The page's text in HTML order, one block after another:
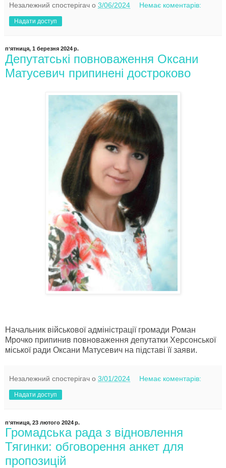
Незалежний спостерігач о 3/06/2024 Немає коментарів:
Надати доступ
пʼятниця, 1 березня 2024 р.
Депутатські повноваження Оксани
Матусевич припинені достроково
Начальник військової адміністрації громади Роман
Мрочко припинив повноваження депутатки Херсонської
міської ради Оксани Матусевич на підставі її заяви.
Незалежний спостерігач о 3/01/2024 Немає коментарів:
Надати доступ
пʼятниця, 23 лютого 2024 р.
Громадська рада з відновлення
Тягинки: обговорення анкет для
пропозицій